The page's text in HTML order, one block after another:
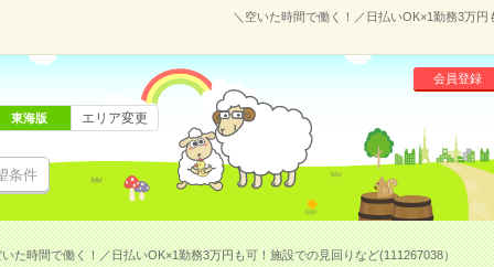
＼空いた時間で働く！／日払いOK×1勤務3万
条件
会員登録
東海版 エリア変更
た時間で働く！／日払いOK×1勤務3万円も可！施設での見回りなど(111267038）